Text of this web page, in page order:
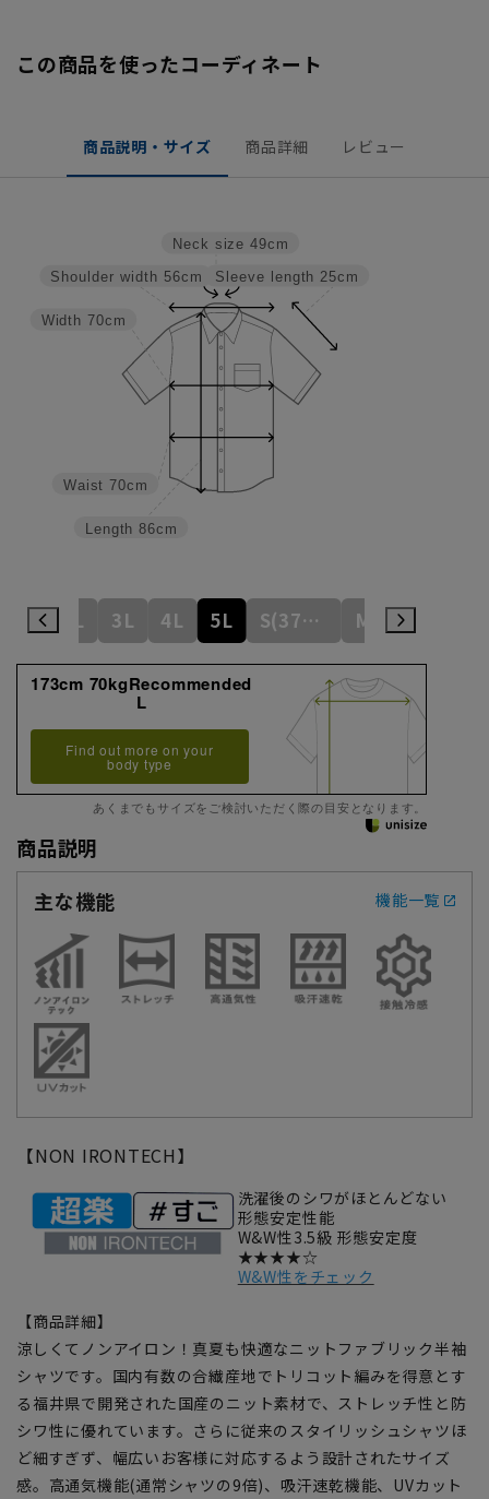
この商品を使ったコーディネート
商品説明・サイズ 商品詳細 レビュー
Sleeve length 25cm
Neck size 49cm
Length 86cm
Waist 70cm
Width 70cm
Shoulder width 56cm
LL 3L 4L 5L S(37cm) M(39cm)
173cm 70kgRecommended
L
Find out more on your
body type
あくまでもサイズをご検討いただく際の目安となります。
商品説明
主な機能
機能一覧
【NON IRONTECH】
洗濯後のシワがほとんどない
形態安定性能
W&W性3.5級 形態安定度
★★★★☆
W&W性をチェック
【商品詳細】
涼しくてノンアイロン！真夏も快適なニットファブリック半袖
シャツです。国内有数の合繊産地でトリコット編みを得意とす
る福井県で開発された国産のニット素材で、ストレッチ性と防
シワ性に優れています。さらに従来のスタイリッシュシャツほ
ど細すぎず、幅広いお客様に対応するよう設計されたサイズ
感。高通気機能(通常シャツの9倍)、吸汗速乾機能、UVカット